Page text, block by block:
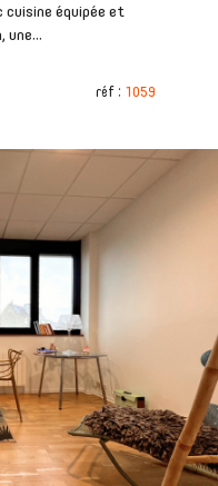
équipée et
une...
réf : 1059